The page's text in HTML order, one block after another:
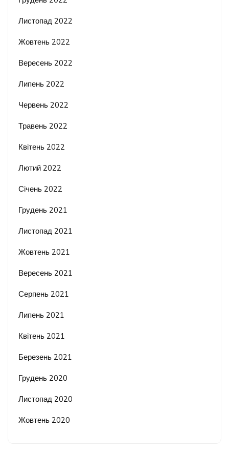
Листопад 2022
Жовтень 2022
Вересень 2022
Липень 2022
Червень 2022
Травень 2022
Квітень 2022
Лютий 2022
Січень 2022
Грудень 2021
Листопад 2021
Жовтень 2021
Вересень 2021
Серпень 2021
Липень 2021
Квітень 2021
Березень 2021
Грудень 2020
Листопад 2020
Жовтень 2020